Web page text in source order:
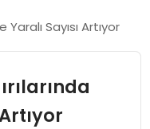
Yaralı Sayısı Artıyor